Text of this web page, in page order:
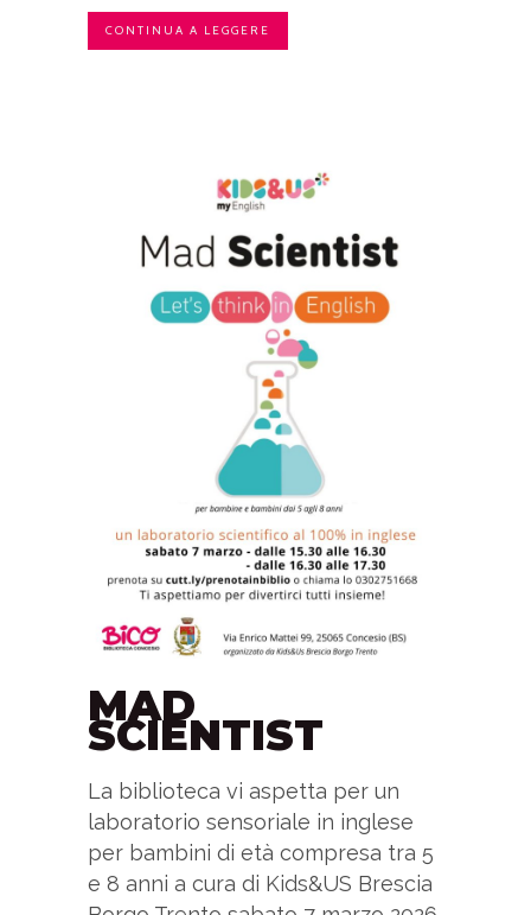
CONTINUA A LEGGERE
MAD
SCIENTIST
La biblioteca vi aspetta per un
laboratorio sensoriale in inglese
per bambini di età compresa tra 5
e 8 anni a cura di Kids&US Brescia